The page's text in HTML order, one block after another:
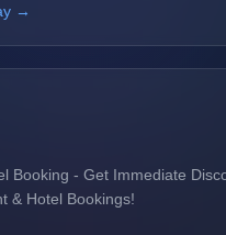
→
Booking - Get Immediate
& Hotel Bookings!